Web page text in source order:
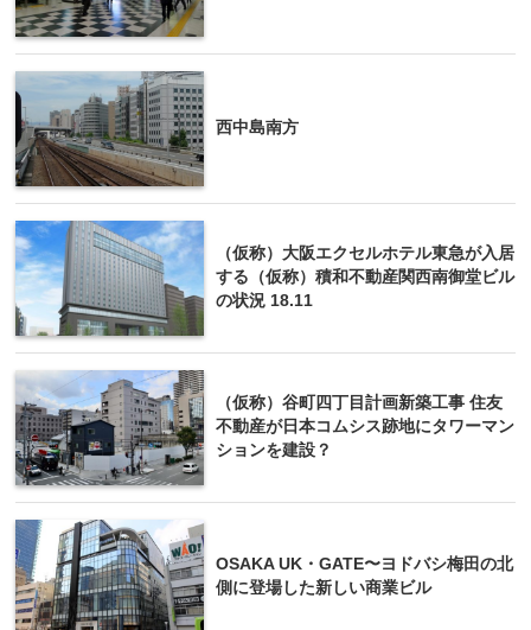
西中島南方
（仮称）大阪エクセルホテル東急が入居
する（仮称）積和不動産関西南御堂ビル
の状況 18.11
（仮称）谷町四丁目計画新築工事 住友
不動産が日本コムシス跡地にタワーマン
ションを建設？
OSAKA UK・GATE〜ヨドバシ梅田の北
側に登場した新しい商業ビル